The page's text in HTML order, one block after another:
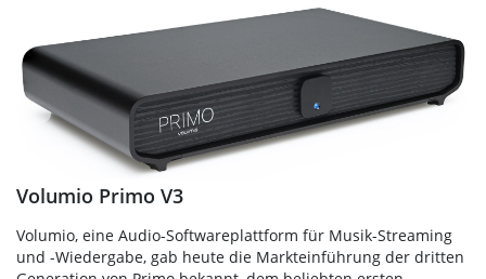
Volumio Primo V3
Volumio, eine Audio-Softwareplattform für Musik-Streaming
und -Wiedergabe, gab heute die Markteinführung der dritten